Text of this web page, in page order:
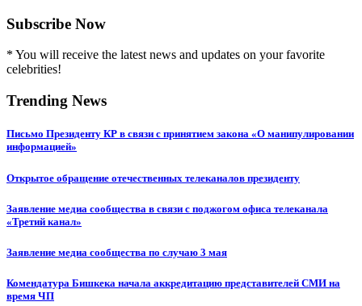
Subscribe Now
* You will receive the latest news and updates on your favorite
celebrities!
Trending News
Письмо Президенту КР в связи с принятием закона «О манипулировании
информацией»
Открытое обращение отечественных телеканалов президенту
Заявление медиа сообщества в связи с поджогом офиса телеканала
«Третий канал»
Заявление медиа сообщества по случаю 3 мая
Комендатура Бишкека начала аккредитацию представителей СМИ на
время ЧП